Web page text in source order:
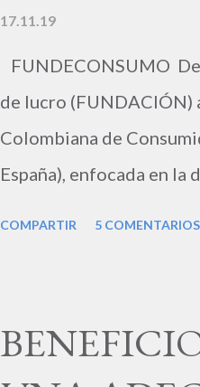
17.11.19
FUNDECONSUMO
de lucro (FUNDACIÓN)
Colombiana de
España), enfocada en
letrado FERNANDO H.
COMPARTIR 5 COMENTARIOS